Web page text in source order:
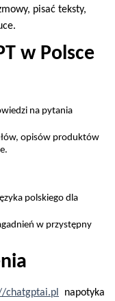
pisać teksty,
w Polsce
na pytania
opisów produktów
polskiego dla
w przystępny
chatgptai.pl
napotyka